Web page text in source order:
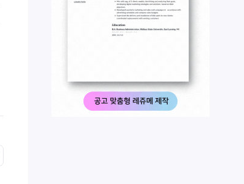
on GMail
this on EMail